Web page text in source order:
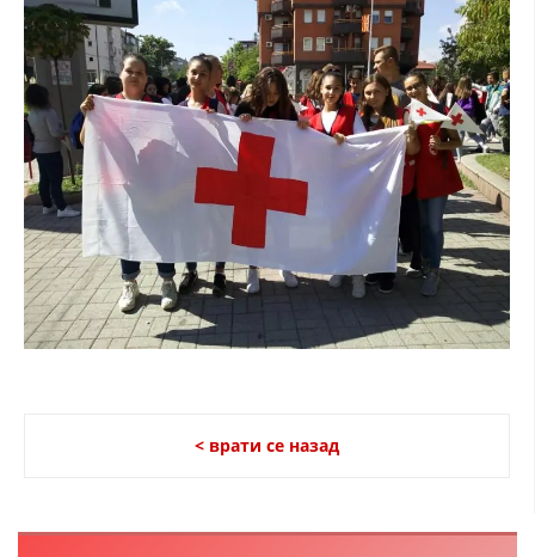
ПРОЕКТИ – ПОДГОТВЕНОСТ И ДЕЈСТВУВАЊЕ ПРИ КАТАСТРОФИ
ОДНОСИ СО ЈАВНОСТ
ИСТРАЖУВАЊЕ НА ЈАВНО МИСЛЕЊЕ
МЕЃУНАРОДНА СОРАБОТКА
ЗНАЧЕЊЕ НА СЛУЖБАТА ЗА БАРАЊЕ
ФОРМУЛАРИ ЗА БАРАЊА
ЗДРАВСТВЕНО ПРЕВЕНТИВНА ДЕЈНОСТ
< врати се назад